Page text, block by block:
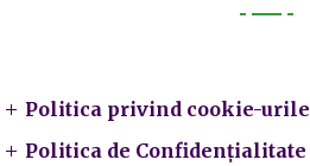
Politica privind cookie-urile
Politica de Confidențialitate